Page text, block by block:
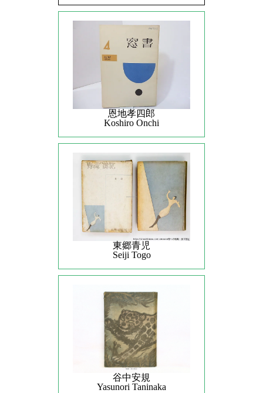
恩地孝四郎
Koshiro Onchi
東郷青児
Seiji Togo
谷中安規
Yasunori Taninaka